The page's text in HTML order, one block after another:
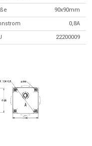
90x90mm
0,8A
22200009